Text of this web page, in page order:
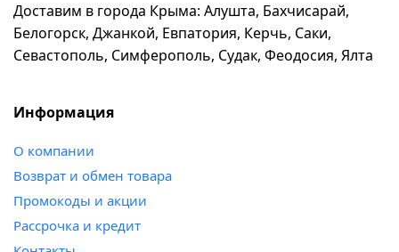
Доставим в города Крыма: Алушта, Бахчисарай,
Белогорск, Джанкой, Евпатория, Керчь, Саки,
Севастополь, Симферополь, Судак, Феодосия, Ялта
Информация
о компании
возврат и обмен товара
промокоды и акции
рассрочка и кредит